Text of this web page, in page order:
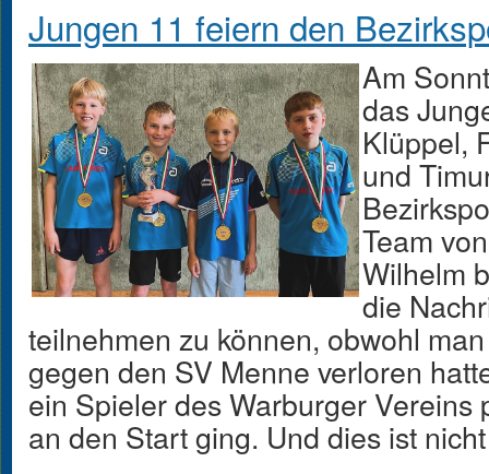
Jungen 11 feiern den
Am
das
Klüppel,
und
Team
Wilhelm
die
teilnehmen zu können, obwohl
gegen den SV Menne verloren
ein Spieler des Warburger Vereins
an den Start ging. Und dies ist